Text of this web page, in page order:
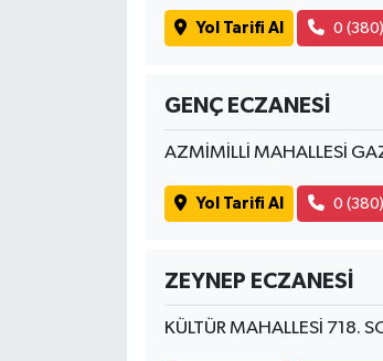
Yol Tarifi Al 0
GENÇ ECZANESİ
AZMİMİLLİ MAHALLESİ
Yol Tarifi Al 0
ZEYNEP ECZANESİ
KÜLTÜR MAHALLESİ 718.